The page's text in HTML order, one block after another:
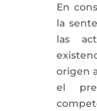
En
la
las
origen
el